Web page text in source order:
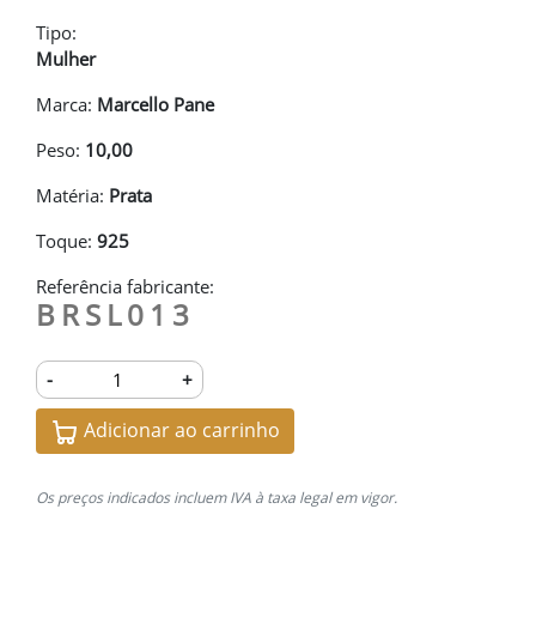
Tipo:
Mulher
Marca: Marcello Pane
Peso: 10,00
Matéria: Prata
Toque: 925
Referência fabricante:
BRSL013
- +
Adicionar ao carrinho
Os preços indicados incluem IVA à taxa legal em vigor.